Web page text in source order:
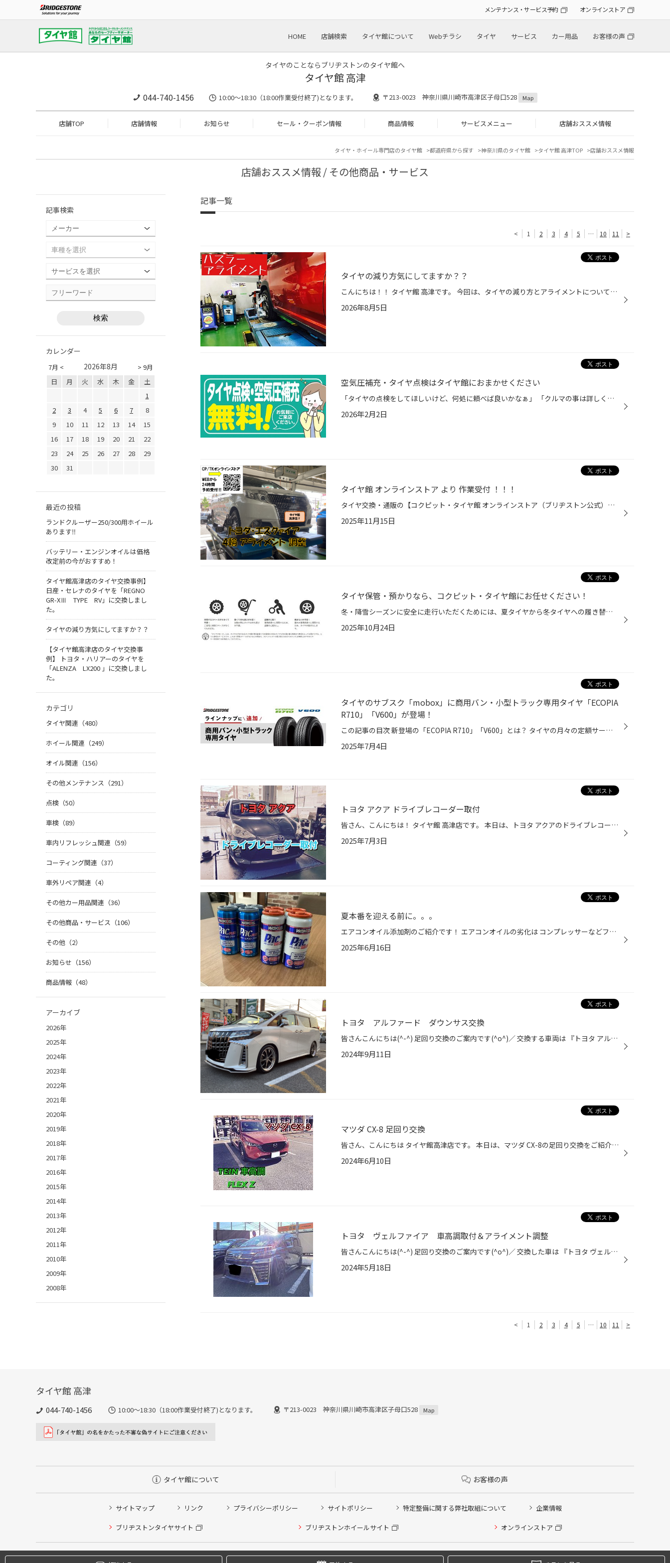
メンテナンス・サービス予約 オンラインストア
HOME 店舗検索 タイヤ館について Webチラシ タイヤ サービス カー用品 お客様の声
タイヤのことならブリヂストンのタイヤ館へ
タイヤ館 高津
044-740-1456 10:00～18:30（18:00作業受付終了)となります。 〒213-0023 神奈川県川崎市高津区子母口528 Map
店舗TOP 店舗情報 お知らせ セール・クーポン情報 商品情報 サービスメニュー 店舗おススメ情報
タイヤ・ホイール専門店のタイヤ館 都道府県から探す 神奈川県のタイヤ館 タイヤ館 高津TOP 店舗おススメ情報
店舗おススメ情報 / その他商品・サービス
記事一覧
< 1 2 3 4 5 … 10 11 >
タイヤの減り方気にしてますか？？
こんにちは！！ タイヤ館 高津です。 今回は、タイヤの減り方とアライメントについてご紹介です。 タイヤの偏った減り方は、取り付け角度が原因でなることがあります。 取り付け角度がズレているとタイヤが地面に接地するときフラットでは、 なくなってします。 そうすると、偏った減り方や性能が十...
2026年8月5日
空気圧補充・タイヤ点検はタイヤ館におまかせください
「タイヤの点検をしてほしいけど、何処に頼べば良いかなぁ」 「クルマの事は詳しくないし初めてのお店は不安・・・」など お悩みのお客様はぜひ、当店にご相談ください。 皆様、お車の空気圧の点検はどれ位の期間で充填してますか？？ 実は空気圧点検は１ヶ月に１回が良いとされているんです 窒素ガ...
2026年2月2日
タイヤ館 オンラインストア より 作業受付 ！！！
タイヤ交換・通販の【コクピット・タイヤ館 オンラインストア（ブリヂストン公式）】​ 上記からWEBにて簡単に作業予約が出来ちゃいます‼ 今回は… 4輪 アライメント 調整 の依頼にて作業承りました。ご来店時にまずは症状のヒアリング。状態としては 「 真っ直ぐ走らない事を直してほしい 」 との案...
2025年11月15日
タイヤ保管・預かりなら、コクピット・タイヤ館にお任せください！
冬・降雪シーズンに安全に走行いただくためには、夏タイヤから冬タイヤへの履き替えがとても重要ですが、 外したタイヤはどうすれば？とお困りのお客様がいらっしゃるのではないでしょうか？ 今回は「タイヤ保管」についてご紹介します。 「外したタイヤはどうすればいいの？」 夏タイヤから冬タイ...
2025年10月24日
タイヤのサブスク「mobox」に商用バン・小型トラック専用タイヤ「ECOPIA
R710」「V600」が登場！
この記事の目次 新登場の「ECOPIA R710」「V600」とは？ タイヤの月々の定額サービス「mobox」のご紹介 タイヤの月々の定額サービス「mobox」をご存じですか？ ブリヂストンのmoboxはタイヤだけでなく、お車のメンテナンスも定額で利用できるサービスです。 そんな「mobox」に商用バン・小型トラッ...
2025年7月4日
トヨタ アクア ドライブレコーダー取付
皆さん、こんにちは！ タイヤ館 高津店です。 本日は、トヨタ アクアのドライブレコーダー取付をご紹介します。 取り付けるのは、セルスター ドライブレコーダーCS-23FHです。 CS-23FH | ドライブレコーダー | セルスター工業株式会社 今回は、前方録画の1カメラを取り付けます。 操作簡単、性能バ...
2025年7月3日
夏本番を迎える前に。。。
エアコンオイル添加剤のご紹介です！ エアコンオイルの劣化は コンプレッサーなどフリクション(摩擦抵抗)の向上などを引き起こしてしまい 『エアコンの冷えが悪くなる』・『エアコンの負荷が増える』原因になります。 そこで エアコンオイル添加剤を注入することで、オイルの潤滑性能の復活により ...
2025年6月16日
トヨタ アルファード ダウンサス交換
皆さんこんにちは(^-^) 足回り交換のご案内です(^o^)／ 交換する車両は 『トヨタ アルファード』です！ 今回交換する足回りは 『RSR Ti2000 DOWN』を装着します！(ダウンサス) 早速交換していきます(-ω-)/ 先ずはフロント側から交換して行きます！ 交換前 交換後 Ti2000と純正 バネの巻き数は変わり...
2024年9月11日
マツダ CX-8 足回り交換
皆さん、こんにちは タイヤ館高津店です。 本日は、マツダ CX-8の足回り交換をご紹介します。 交換前の車高はこんな感じです。 取り付けるのは、テイン FLEXZです。 取り付け後はこんな感じです。 取り付け後は、アライメント調整して終了になります。
2024年6月10日
トヨタ ヴェルファイア 車高調取付＆アライメント調整
皆さんこんにちは(^-^) 足回り交換のご案内です(^o^)／ 交換した車は 『トヨタ ヴェルファイア』です！ 今回交換した足回りは 『CUSCO STREET ZERO A』です(^o^)／ ストリートゼロAは全長式の車高調KITとなります。 取付ける前の全体の車高 フロント リア 前後ともフェンダーとの隙間が５ｃｍほど...
2024年5月18日
< 1 2 3 4 5 … 10 11 >
記事検索
カレンダー
7月 < > 9月
2026年8月
日 月 火 水 木 金
土
1
2
3 4 5 6 7
8
9
10 11 12 13 14
15
16
17 18 19 20 21
22
23
24 25 26 27 28
29
30
31
最近の投稿
ランドクルーザー250/300用ホイール
あります‼
バッテリー・エンジンオイルは価格
改定前の今がおすすめ！
タイヤ館高津店のタイヤ交換事例】
日産・セレナのタイヤを「REGNO
GR-XⅢ TYPE RV」に交換しまし
た。
タイヤの減り方気にしてますか？？
【タイヤ館高津店のタイヤ交換事
例】 トヨタ・ハリアーのタイヤを
「ALENZA LX200 」に交換しまし
た。
カテゴリ
タイヤ関連（480）
ホイール関連（249）
オイル関連（156）
その他メンテナンス（291）
点検（50）
車検（89）
車内リフレッシュ関連（59）
コーティング関連（37）
車外リペア関連（4）
その他カー用品関連（36）
その他商品・サービス（106）
その他（2）
お知らせ（156）
商品情報（48）
アーカイブ
2026年
2025年
2024年
2023年
2022年
2021年
2020年
2019年
2018年
2017年
2016年
2015年
2014年
2013年
2012年
2011年
2010年
2009年
2008年
タイヤ館 高津
044-740-1456 10:00～18:30（18:00作業受付終了)となります。 〒213-0023 神奈川県川崎市高津区子母口528 Map
タイヤ館について お客様の声
サイトマップ リンク プライバシーポリシー サイトポリシー 特定整備に関する弊社取組について 企業情報
ブリヂストンタイヤサイト ブリヂストンホイールサイト オンラインストア
Copyright © 2024 Bridgestone Retail Co.,Ltd. All rights Reserved.
タイヤ点検・安全点検/タイヤ履き替え/オイル交換/その他ピット作業の予約
クローク契約会員専用タイヤ履き替え※タイヤ履き替えを希望のクローク契約会員の方はこちらを選択ください
本日のタイヤ履き替え順番待ち予約 ※クローク契約会員の方はご利用いただけません